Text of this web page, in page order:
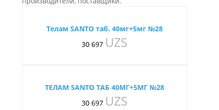
Телам SANTO таб. 40мг+5мг №28
30 697 UZS
ТЕЛАМ SANTO ТАБ 40МГ+5МГ №28
30 697 UZS